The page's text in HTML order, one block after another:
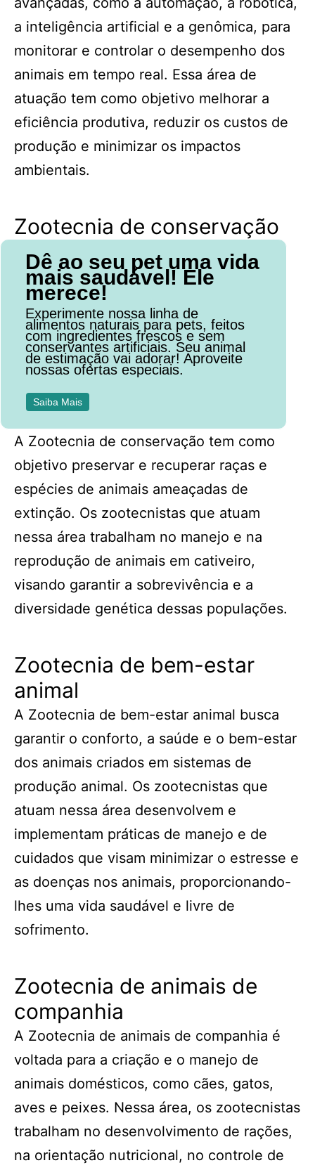
a inteligência artificial e a genômica, para
monitorar e controlar o desempenho dos
animais em tempo real. Essa área de
atuação tem como objetivo melhorar a
eficiência produtiva, reduzir os custos de
produção e minimizar os impactos
ambientais.
Zootecnia de conservação
Dê ao seu pet uma vida
mais saudável! Ele
merece!
Experimente nossa linha de
alimentos naturais para pets, feitos
com ingredientes frescos e sem
conservantes artificiais. Seu animal
de estimação vai adorar! Aproveite
nossas ofertas especiais.
Saiba Mais
A Zootecnia de conservação tem como
objetivo preservar e recuperar raças e
espécies de animais ameaçadas de
extinção. Os zootecnistas que atuam
nessa área trabalham no manejo e na
reprodução de animais em cativeiro,
visando garantir a sobrevivência e a
diversidade genética dessas populações.
Zootecnia de bem-estar
animal
A Zootecnia de bem-estar animal busca
garantir o conforto, a saúde e o bem-estar
dos animais criados em sistemas de
produção animal. Os zootecnistas que
atuam nessa área desenvolvem e
implementam práticas de manejo e de
cuidados que visam minimizar o estresse e
as doenças nos animais, proporcionando-
lhes uma vida saudável e livre de
sofrimento.
Zootecnia de animais de
companhia
A Zootecnia de animais de companhia é
voltada para a criação e o manejo de
animais domésticos, como cães, gatos,
aves e peixes. Nessa área, os zootecnistas
trabalham no desenvolvimento de rações,
na orientação nutricional, no controle de